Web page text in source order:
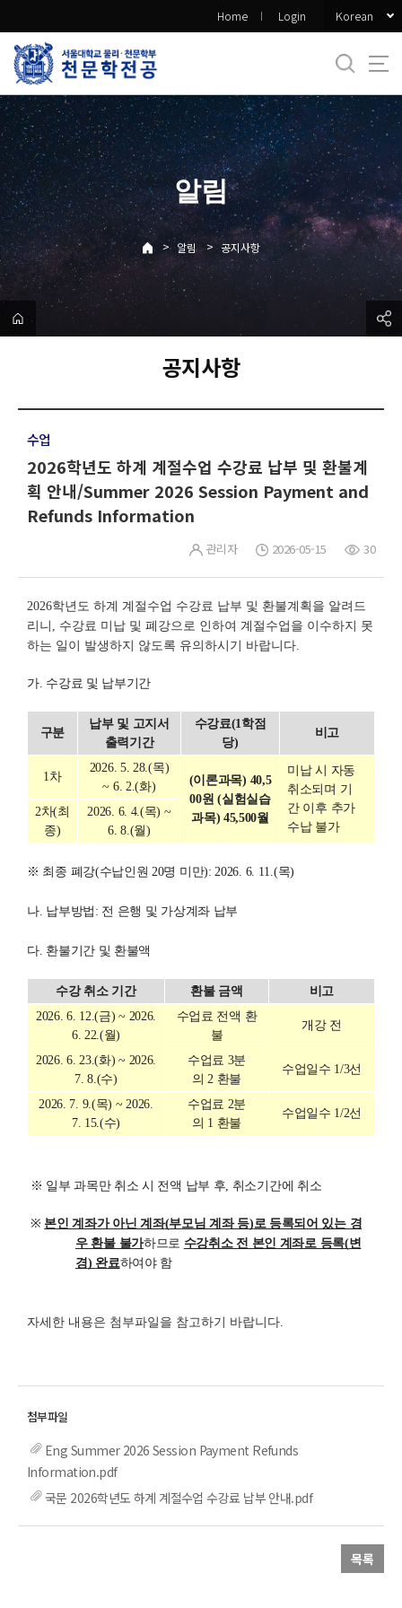
로
메
뉴
Home Login Korean
알림
> 알림 > 공지사항
공지사항
수업
2026학년도 하계 계절수업 수강료 납부 및 환불계
획 안내/Summer 2026 Session Payment and
Refunds Information
관리자 2026-05-15 30
2026학년도 하계 계절수업 수강료 납부 및 환불계획을 알려드
리니, 수강료 미납 및 폐강으로 인하여 계절수업을 이수하지 못
하는 일이 발생하지 않도록 유의하시기 바랍니다.
가. 수강료 및 납부기간
구분
납부 및 고지서
출력기간
수강료(1학점
당)
비고
1차
2026. 5. 28.(목)
~ 6. 2.(화)
(이론과목) 40,5
00원 (실험실습
과목) 45,500월
미납 시 자동
취소되며 기
간 이후 추가
수납 불가
2차(최
종)
2026. 6. 4.(목) ~
6. 8.(월)
※ 최종 폐강(수납인원 20명 미만): 2026. 6. 11.(목)
나. 납부방법: 전 은행 및 가상계좌 납부
다. 환불기간 및 환불액
수강 취소 기간 환불 금액
비고
2026. 6. 12.(금) ~ 2026.
6. 22.(월)
수업료 전액 환
불
개강 전
2026. 6. 23.(화) ~ 2026.
7. 8.(수)
수업료 3분
의 2 환불
수업일수 1/3선
2026. 7. 9.(목) ~ 2026.
7. 15.(수)
수업료 2분
의 1 환불
수업일수 1/2선
※ 일부 과목만 취소 시 전액 납부 후, 취소기간에 취소
※ 본인 계좌가 아닌 계좌(부모님 계좌 등)로 등록되어 있는 경
우 환불 불가하므로 수강취소 전 본인 계좌로 등록(변
경) 완료하여야 함
자세한 내용은 첨부파일을 참고하기 바랍니다.
Eng Summer 2026 Session Payment Refunds
Information.pdf
국문 2026학년도 하계 계절수업 수강료 납부 안내.pdf
목록